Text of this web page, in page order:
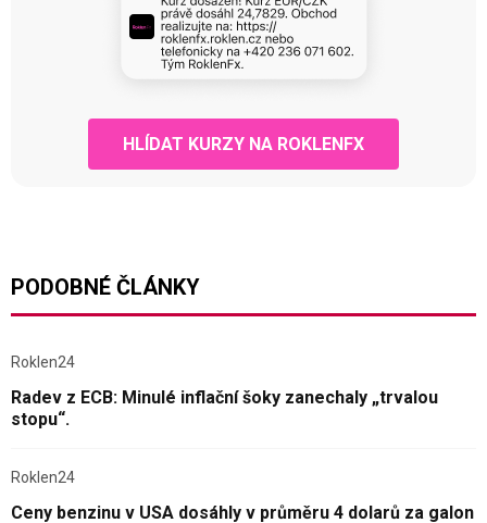
HLÍDAT KURZY NA ROKLENFX
PODOBNÉ ČLÁNKY
Roklen24
Radev z ECB: Minulé inflační šoky zanechaly „trvalou
stopu“.
Roklen24
Ceny benzinu v USA dosáhly v průměru 4 dolarů za galon